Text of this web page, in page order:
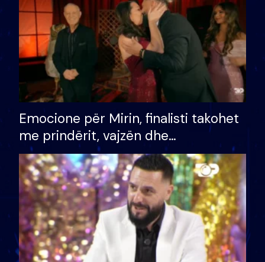
Emocione për Mirin, finalisti takohet
me prindërit, vajzën dhe
bashkëshorten: S’kemi ndonjë letër
divorci apo jo?